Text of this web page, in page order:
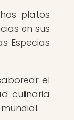
platos
en sus
Especias
el
culinaria